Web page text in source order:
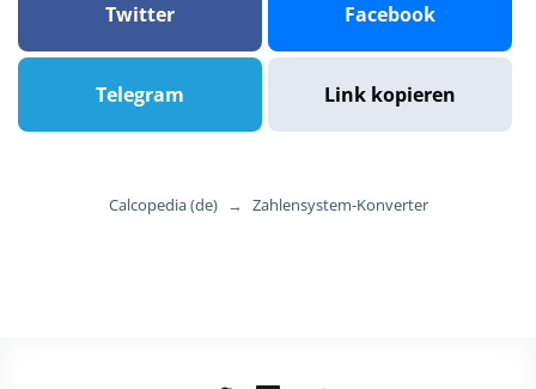
Twitter Facebook
Telegram Link kopieren
Calcopedia (de) → Zahlensystem-Konverter